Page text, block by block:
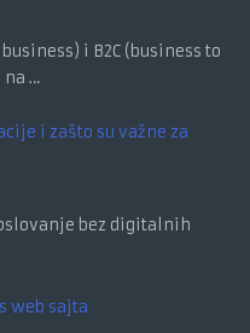
i B2C (business to
na …
i zašto su važne za
bez digitalnih
web sajta